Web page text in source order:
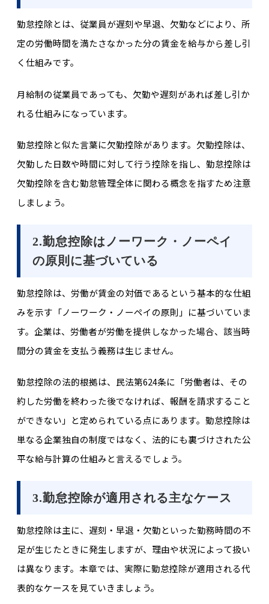
勤怠控除とは、従業員が遅刻や早退、欠勤などにより、所
定の労働時間を満たさなかった分の賃金を給与から差し引
く仕組みです。
月給制の従業員であっても、欠勤や遅刻があれば差し引か
れる仕組みになっています。
勤怠控除と似た言葉に欠勤控除があります。欠勤控除は、
欠勤した日数や時間に対して行う控除を指し、勤怠控除は
欠勤控除を含む勤怠管理全体に関わる概念を指すため注意
しましょう。
2.勤怠控除はノーワーク・ノーペイ
の原則に基づいている
勤怠控除は、労働が賃金の対価であるという基本的な仕組
みを示す「ノーワーク・ノーペイの原則」に基づいていま
す。企業は、労働者が労働を提供しなかった場合、該当時
間分の賃金を支払う義務は生じません。
勤怠控除の法的根拠は、民法第624条に「労働者は、その
約した労働を終わった後でなければ、報酬を請求すること
ができない」と定められている点にあります。勤怠控除は
単なる企業独自の制度ではなく、法的にも裏づけされた公
平な給与計算の仕組みと言えるでしょう。
3.勤怠控除が適用される主なケース
勤怠控除は主に、遅刻・早退・欠勤といった勤務時間の不
足が生じたときに発生しますが、理由や状況によって扱い
は異なります。本章では、実際に勤怠控除が適用される代
表的なケースを見ていきましょう。